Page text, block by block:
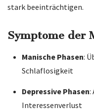
stark beeinträchtigen.
Symptome der
Manische Phasen:
Schlaflosigkeit
Depressive Phasen:
Interessenverlust